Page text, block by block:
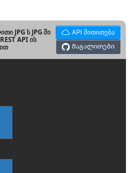
JPG ს JPG ში
API ის
API მითითება
Მაგალითები